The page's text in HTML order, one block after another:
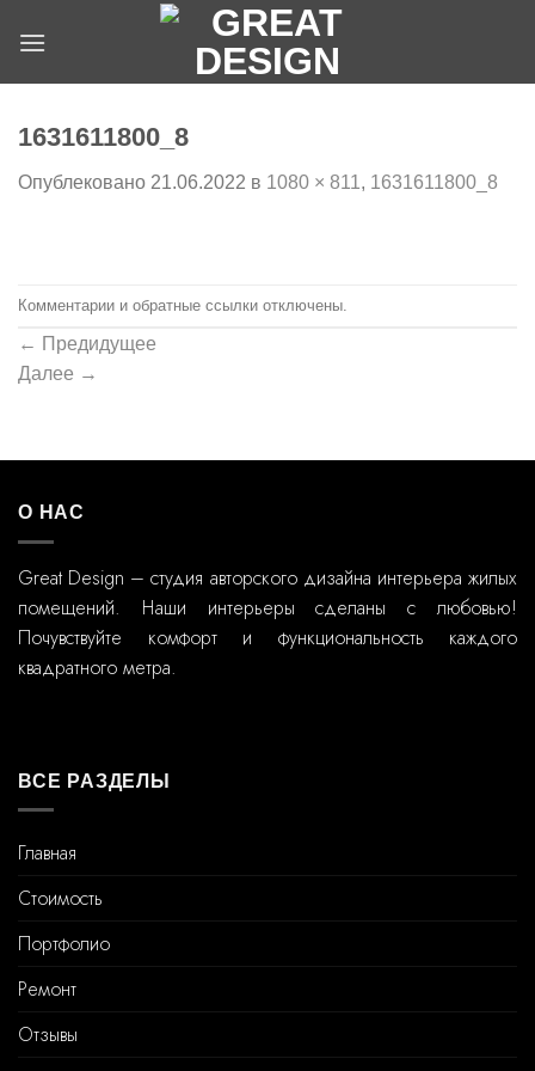
1631611800_8
Опублековано 21.06.2022 в 1080 × 811, 1631611800_8
Комментарии и обратные ссылки отключены.
← Предидущее
Далее →
О НАС
Great Design – студия авторского дизайна интерьера жилых
помещений. Наши интерьеры сделаны с любовью!
Почувствуйте комфорт и функциональность каждого
квадратного метра.
ВСЕ РАЗДЕЛЫ
Главная
Стоимость
Портфолио
Ремонт
Отзывы